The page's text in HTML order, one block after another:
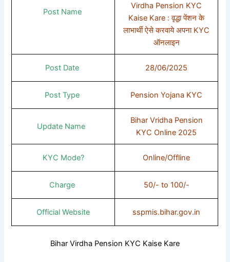
Post Name
Virdha Pension KYC
Kaise Kare : वृद्धा पेंशन के
लाभार्थी ऐसे करवाये अपना KYC
ऑनलाइन
Post Date 28/06/2025
Post Type Pension Yojana KYC
Update Name
Bihar Vridha Pension
KYC Online 2025
KYC Mode? Online/Offline
Charge 50/- to 100/-
Official Website sspmis.bihar.gov.in
Bihar Virdha Pension KYC Kaise Kare